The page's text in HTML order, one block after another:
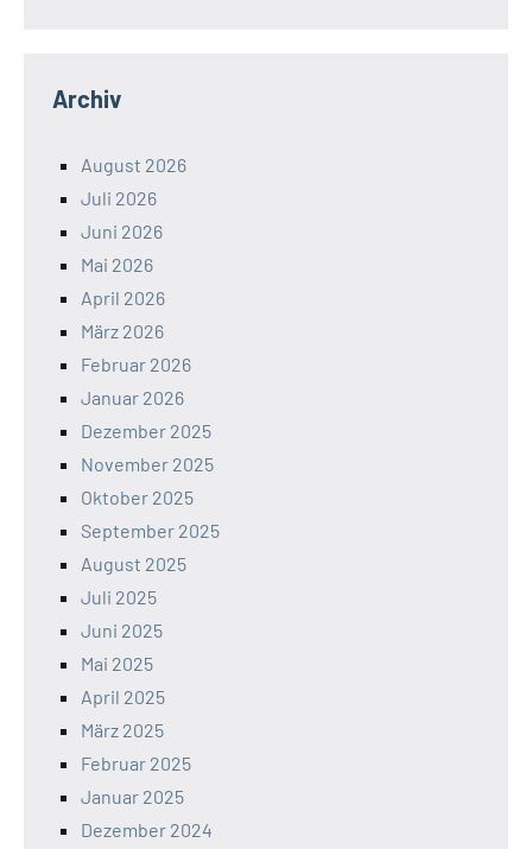
Archiv
August 2026
Juli 2026
Juni 2026
Mai 2026
April 2026
März 2026
Februar 2026
Januar 2026
Dezember 2025
November 2025
Oktober 2025
September 2025
August 2025
Juli 2025
Juni 2025
Mai 2025
April 2025
März 2025
Februar 2025
Januar 2025
Dezember 2024